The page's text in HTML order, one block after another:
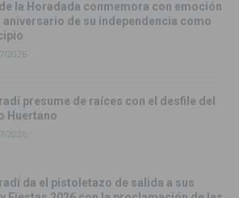
la Horadada conmemora con emoción
aniversario de su independencia como
2026
presume de raíces con el desfile del
Huertano
2026
da el pistoletazo de salida a sus